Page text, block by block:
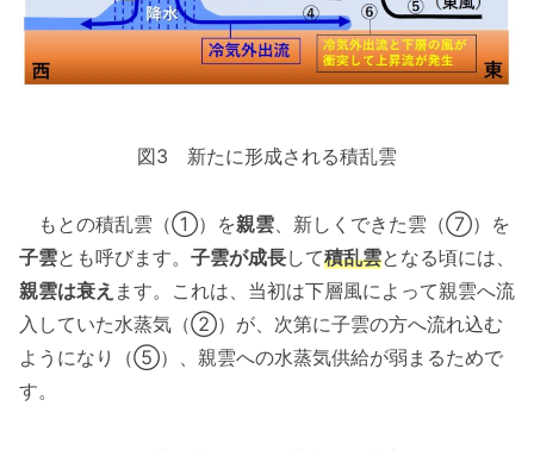
図3 新たに形成される積乱雲
もとの積乱雲（①）を親雲、新しくできた雲（⑦）を
子雲とも呼びます。 子雲が成長して積乱雲となる頃には、
親雲は衰え ます。これは、当初は下層風によって親雲へ流
入していた水蒸気（②）が、次第に子雲の方へ流れ込む
ようになり（⑤）、親雲への水蒸気供給が弱まるためで
す。